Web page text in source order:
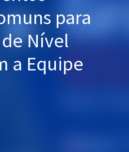
para
Nível
a Equipe